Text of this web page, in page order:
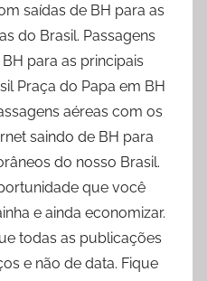
saídas de BH para as
do Brasil. Passagens
para as principais
Praça do Papa em BH
aéreas com os
saindo de BH para
do nosso Brasil.
que você
e ainda economizar.
todas as publicações
e não de data. Fique